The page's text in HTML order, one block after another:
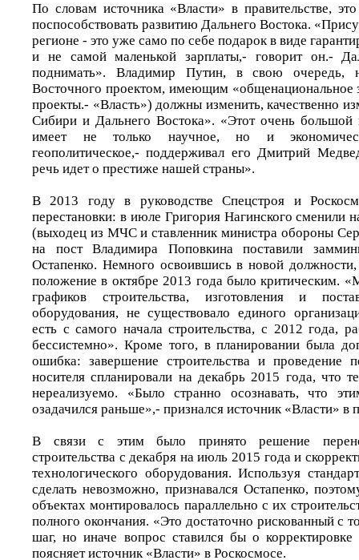
По словам источника «Власти» в правительстве,
поспособствовать развитию Дальнего Востока.
регионе - это уже само по себе подарок в виде
и не самой маленькой зарплаты,- говорит он.-
поднимать». Владимир Путин, в свою очередь,
Восточного проектом, имеющим «общенациональное
проекты.- «Власть») должны изменить, качественно
Сибири и Дальнего Востока». «Этот очень большой
имеет не только научное, но и
геополитическое,- поддерживал его Дмитрий
речь идет о престиже нашей страны».
В 2013 году в руководстве Спецстроя и
перестановки: в июле Григория Нагинского сменили
(выходец из МЧС и ставленник министра обороны
на пост Владимира Поповкина поставили
Остапенко. Немного освоившись в новой должности,
положение в октябре 2013 года было критическим.
графиков строительства, изготовления и
оборудования, не существовало единого
есть с самого начала строительства, с 2012 года,
бессистемно». Кроме того, в планировании была
ошибка: завершение строительства и проведение
носителя спланировали на декабрь 2015 года, что
нереализуемо. «Было странно осознавать, что
озадачился раньше»,- признался источник «Власти» в
В связи с этим было принято решение
строительства с декабря на июль 2015 года и
технологического оборудования. Используя
сделать невозможно, признавался Остапенко,
объектах монтировалось параллельно с их
полного окончания. «Это достаточно рискованный с
шаг, но иначе вопрос ставился бы о
поясняет источник «Власти» в Роскосмосе.